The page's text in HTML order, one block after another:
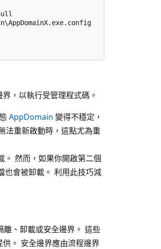
，以執行受管理程式碼。
AppDomain 變得不穩定，
法重新啟動時，這點尤為重
。 然而，如果你開啟第二個
也會被卸載。 利用此技巧減
、卸載或安全邊界。 這些
供。 安全邊界應由流程邊界